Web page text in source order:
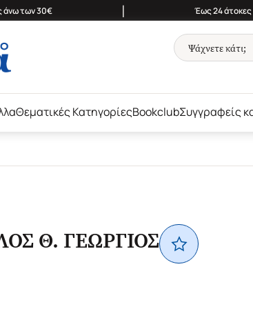
άνω των 30€ | Έως 24 άτοκες
Θεματικές ΚατηγορίεςBookclubΣυγγραφείς
Θ. ΓΕΩΡΓΙΟΣ